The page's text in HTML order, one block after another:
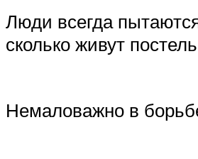
Люди всегда
сколько живут
Немаловажно в